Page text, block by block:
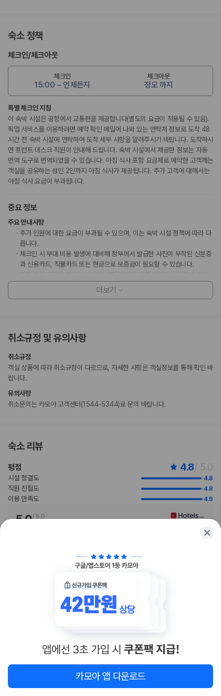
숙소 정책
체크인/체크아웃
체크인
15:00 ~ 언제든지
체크아웃
정오 까지
특별 체크인 지침
이 숙박 시설은 공항에서 교통편을 제공합니다(별도의 요금이 적용될 수 있음).
픽업 서비스를 이용하려면 예약 확인 메일에 나와 있는 연락처 정보로 도착 48
시간 전 숙박 시설에 연락하여 도착 세부 사항을 알려주시기 바랍니다. 도착하시
면 프런트 데스크 직원이 안내해 드립니다. 숙박 시설에서 제공한 정보는 자동
번역 도구로 번역되었을 수 있습니다. 아침 식사 포함 요금제로 예약한 고객께는
객실을 공유하는 성인 2인까지 아침 식사가 제공됩니다. 추가 고객에 대해서는
아침 식사 요금이 부과됩니다.
중요 정보
주요 안내사항
추가 인원에 대한 요금이 부과될 수 있으며, 이는 숙박 시설 정책에 따라 다
릅니다.
체크인 시 부대 비용 발생에 대비해 정부에서 발급한 사진이 부착된 신분증
과 신용카드, 직불카드 또는 현금으로 보증금이 필요할 수 있습니다.
며 추가 요금이 부과될 수 있습니다. 또한, 반드시 보장되지는 않습니다.
이 숙박 시설에서 사용 가능한 결제 수단은 신용카드, 직불카드, 현금입니
장기 임대를 환영합니다.
시스템, 구급상자, 야외 조명 등을 갖추고 있습니다.
이 숙박 시설은 Clean Promise(IHG)의 청소 및 소독 지침을 준수합니다.
이 숙박 시설은 빗, 샤워 타월, 면도기, 네일 도구, 신발닦이 등의 일회용 개
인용품을 제공하지 않습니다.
고객 정책과 문화적 기준이나 규범은 국가 및 숙박 시설에 따라 다를 수 있
습니다. 명시된 정책은 숙박 시설에서 제공했습니다.
지 않고 이용할 경우 무료로 숙박할 수 있습니다.
등록된 고객만 객실에 허용됩니다.
일부 시설의 경우 출입이 제한될 수 있습니다. 자세한 내용은 예약 확인 메
일에 나와 있는 연락처 정보로 해당 숙박 시설에 직접 문의하실 수 있습니
다.
주차 시 높이 제한이 적용됩니다.
고객의 안전을 위해 모든 거래 시 현금 없이 결제 가능 등의 조치를 시행 중
입니다.
체크인 또는 체크아웃 시 숙박 시설에서 다음 요금을 청구할 수 있습니다(요금에
는 해당 세금이 포함될 수 있음).
보증금: 숙소당 TWD 4000(1박 기준)
이 숙박 시설에서 제공한 모든 요금 정보가 포함되어 있습니다.
간이/추가 침대 이용 불가
주차 높이 제한 적용
기타 선택사항
뷔페아침 식사 요금: 성인 TWD 1012, 어린이 TWD 506(대략적인 금액)
공항 셔틀 요금: 차량 1대당 TWD 2000(편도, 정원 3명)
더보기
취소규정 및 유의사항
취소규정
객실 상품에 따라 취소규정이 다르므로, 자세한 사항은 객실정보를 통해 확인 바
랍니다.
유의사항
취소문의는 카모아 고객센터(1544-5344)로 문의 바랍니다.
숙소 리뷰
평점 4.8/ 5.0
시설 청결도 4.8
직원 친절도 4.8
이용 만족도 4.9
5.0/ 5.0
아직 충분한 리뷰가 쌓이지 않았어요
카모아 앱 다운로드